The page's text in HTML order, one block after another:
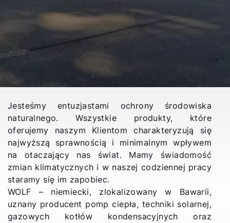
Jesteśmy entuzjastami ochrony środowiska
naturalnego. Wszystkie produkty, które
oferujemy naszym Klientom charakteryzują się
najwyższą sprawnością i minimalnym wpływem
na otaczający nas świat. Mamy świadomość
zmian klimatycznych i w naszej codziennej pracy
staramy się im zapobiec.
WOLF – niemiecki, zlokalizowany w Bawarii,
uznany producent pomp ciepła, techniki solarnej,
gazowych kotłów kondensacyjnych oraz